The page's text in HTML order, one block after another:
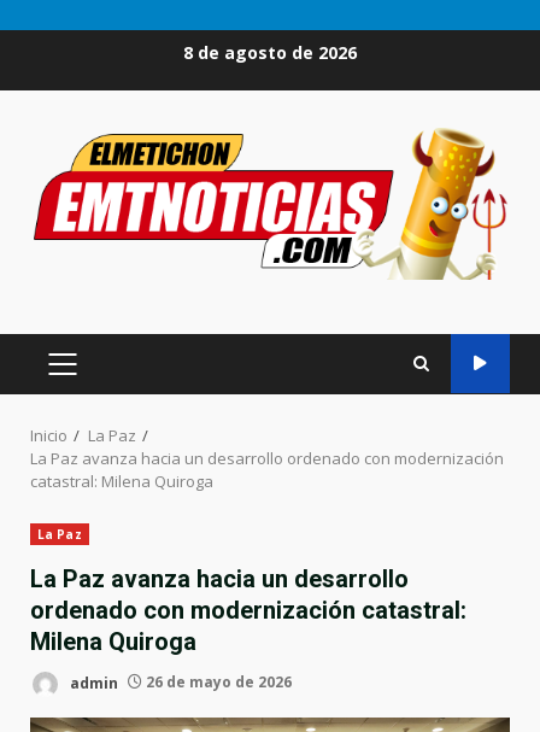
8 de agosto de 2026
MENÚ
PRINCIPAL
Inicio
La Paz
La Paz avanza hacia un desarrollo ordenado con modernización
catastral: Milena Quiroga
La Paz
La Paz avanza hacia un desarrollo
ordenado con modernización catastral:
Milena Quiroga
admin 26 de mayo de 2026